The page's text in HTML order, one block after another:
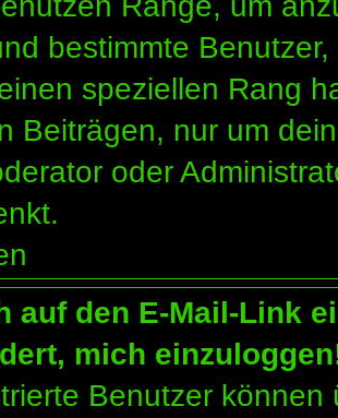
bestimmte
speziellen Rang
Beiträgen, nur um
oder
auf den E-Mail-Link
mich
Benutzer